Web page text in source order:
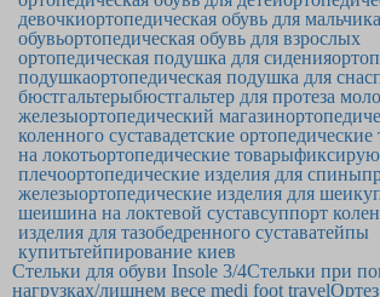
девочкиортопедическая обувь для мальчика
обувьортопедическая обувь для взрослых
ортопедическая подушка для сидения
подушкаортопедическая подушка для сна
бюстгальтерыбюстгальтер для протеза
железыортопедический магазин
коленного суставадетские ортопедические
на локотьортопедические товары
плечоортопедические изделия для спины
железыортопедические изделия для шеи
шеишина на локтевой суставсуппорт
изделия для тазобедренного суставатейпы
купитьтейпирование киев
Стельки для обуви Insole 3/4Стельки при
нагрузках/лишнем весе medi foot travel